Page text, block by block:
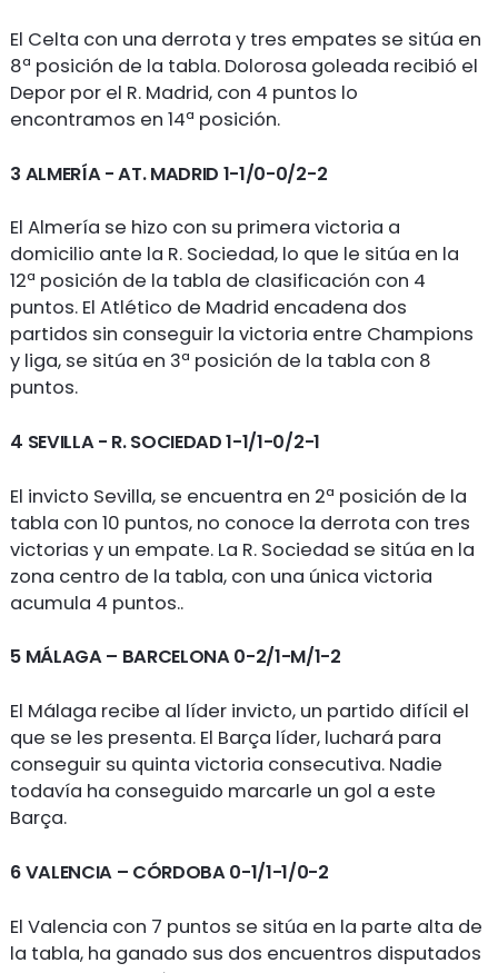
El Celta con una derrota y tres empates se sitúa en
8ª posición de la tabla. Dolorosa goleada recibió el
Depor por el R. Madrid, con 4 puntos lo
encontramos en 14ª posición.
3 ALMERÍA - AT. MADRID 1-1/0-0/2-2
El Almería se hizo con su primera victoria a
domicilio ante la R. Sociedad, lo que le sitúa en la
12ª posición de la tabla de clasificación con 4
puntos. El Atlético de Madrid encadena dos
partidos sin conseguir la victoria entre Champions
y liga, se sitúa en 3ª posición de la tabla con 8
puntos.
4 SEVILLA - R. SOCIEDAD 1-1/1-0/2-1
El invicto Sevilla, se encuentra en 2ª posición de la
tabla con 10 puntos, no conoce la derrota con tres
victorias y un empate. La R. Sociedad se sitúa en la
zona centro de la tabla, con una única victoria
acumula 4 puntos..
5 MÁLAGA – BARCELONA 0-2/1-M/1-2
El Málaga recibe al líder invicto, un partido difícil el
que se les presenta. El Barça líder, luchará para
conseguir su quinta victoria consecutiva. Nadie
todavía ha conseguido marcarle un gol a este
Barça.
6 VALENCIA – CÓRDOBA 0-1/1-1/0-2
El Valencia con 7 puntos se sitúa en la parte alta de
la tabla, ha ganado sus dos encuentros disputados